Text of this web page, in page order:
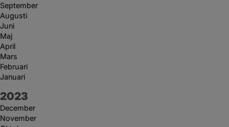
September
Augusti
Juni
Maj
April
Mars
Februari
Januari
År:
2023
December
November